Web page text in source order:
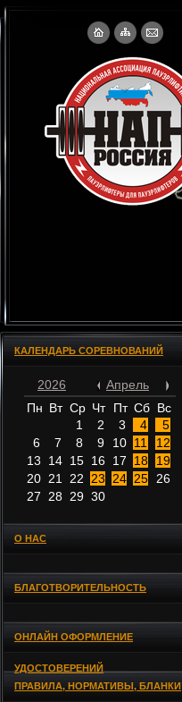
КАЛЕНДАРЬ СОРЕВНОВАНИЙ
2026
Апрель
Пн Вт Ср Чт Пт Сб Вс
1
2 3 4
5
6
7 8 9 10 11
12
13
14 15 16 17 18
19
20 21 22 23 24 25
26
27
28 29 30
О НАС
БЛАГОТВОРИТЕЛЬНОСТЬ
ОНЛАЙН ОФОРМЛЕНИЕ
УДОСТОВЕРЕНИЙ
ПРАВИЛА, НОРМАТИВЫ, БЛАНКИ